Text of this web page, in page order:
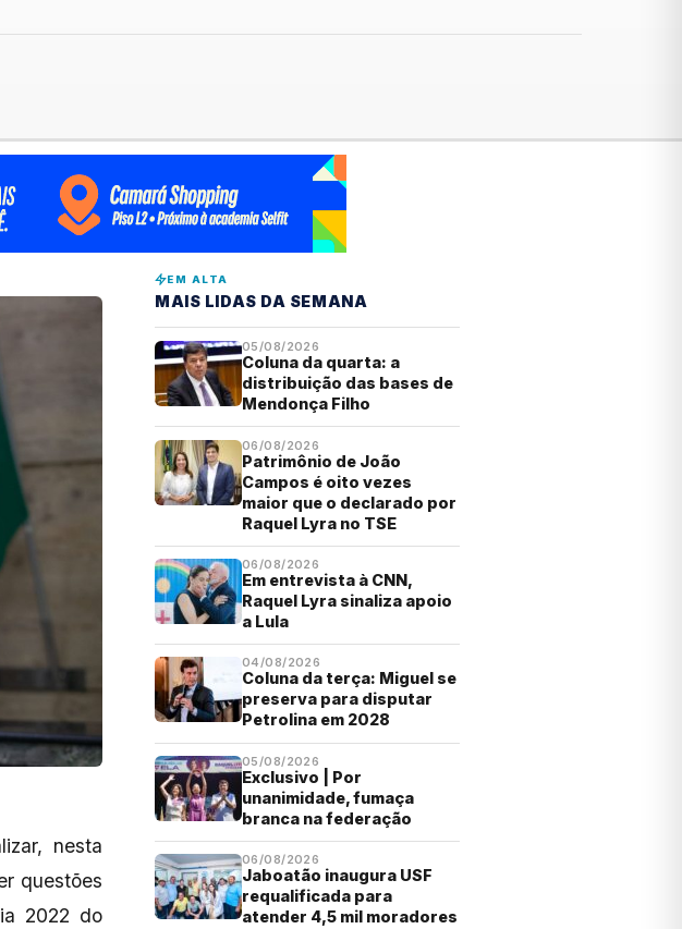
nesta
questões
2022 do
EM ALTA
MAIS LIDAS DA SEMANA
05/08/2026
Coluna da quarta: a
distribuição das bases de
Mendonça Filho
06/08/2026
Patrimônio de João
Campos é oito vezes
maior que o declarado por
Raquel Lyra no TSE
06/08/2026
Em entrevista à CNN,
Raquel Lyra sinaliza apoio
a Lula
04/08/2026
Coluna da terça: Miguel se
preserva para disputar
Petrolina em 2028
05/08/2026
Exclusivo | Por
unanimidade, fumaça
branca na federação
06/08/2026
Jaboatão inaugura USF
requalificada para
atender 4,5 mil moradores